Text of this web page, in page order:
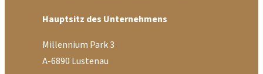
Hauptsitz des Unternehmens
Millennium Park 3
A-6890 Lustenau